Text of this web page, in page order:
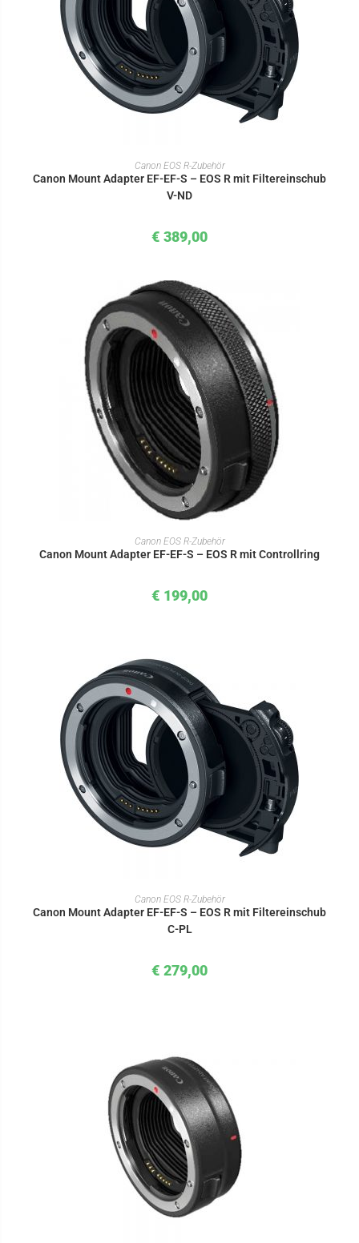
IN DEN WARENKORB
Canon EOS R-Zubehör
Canon Mount Adapter EF-EF-S – EOS R mit Filtereinschub
V-ND
€ 389,00
IN DEN WARENKORB
Canon EOS R-Zubehör
Canon Mount Adapter EF-EF-S – EOS R mit Controllring
€ 199,00
IN DEN WARENKORB
Canon EOS R-Zubehör
Canon Mount Adapter EF-EF-S – EOS R mit Filtereinschub
C-PL
€ 279,00